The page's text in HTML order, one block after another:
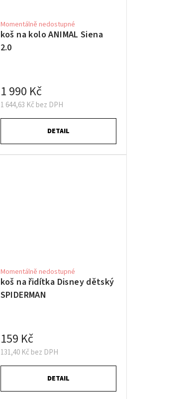
koš na kolo ANIMAL Siena
2.0
Momentálně nedostupné
1 644,63 Kč bez DPH
1 990 Kč
DETAIL
koš na řidítka Disney dětský
SPIDERMAN
Momentálně nedostupné
131,40 Kč bez DPH
159 Kč
DETAIL